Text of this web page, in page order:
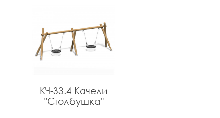
КЧ-33.4 Качели
"Столбушка"